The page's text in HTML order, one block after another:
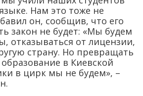
Нам это тоже не
он, сообщив, что его
закон не будет: «Мы будем
отказываться от лицензии,
страну. Но превращать
в Киевской
в цирк мы не будем», –